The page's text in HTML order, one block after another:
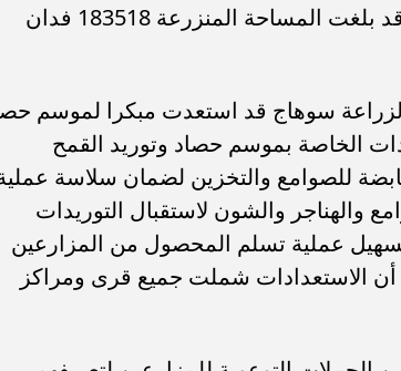
اللازمة لعمليات الحصاد والدراس بأسعار مخفضة وقد بلغت المساحة المنزرعة 183518 فدان
سوهاج قد استعدت مبكرا لموسم
الخاصة بموسم حصاد وتوريد القمح
للصوامع والتخزين لضمان سلاسة
والهناجر والشون لاستقبال التوريدات
عملية تسلم المحصول من المزارعين
أن الاستعدادات شملت جميع قرى ومراكز